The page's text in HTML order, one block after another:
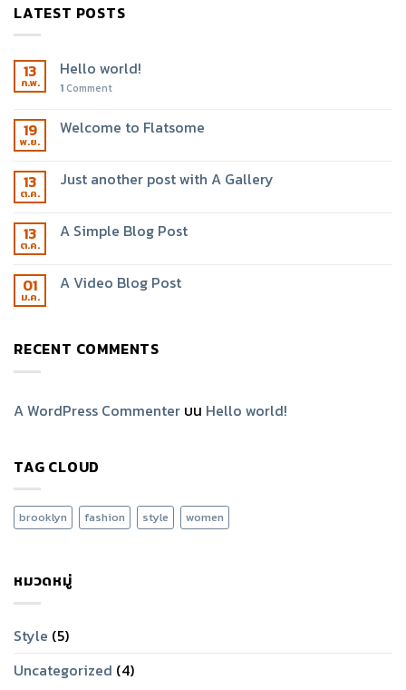
LATEST POSTS
13
ก.พ.
Hello world!
1 Comment
19
พ.ย.
Welcome to Flatsome
13
ต.ค.
Just another post with A Gallery
13
ต.ค.
A Simple Blog Post
01
ม.ค.
A Video Blog Post
RECENT COMMENTS
A WordPress Commenter บน Hello world!
TAG CLOUD
brooklyn fashion style women
หมวดหมู่
Style (5)
Uncategorized (4)